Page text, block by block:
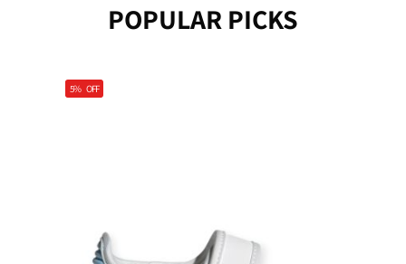
POPULAR PICKS
5% OFF